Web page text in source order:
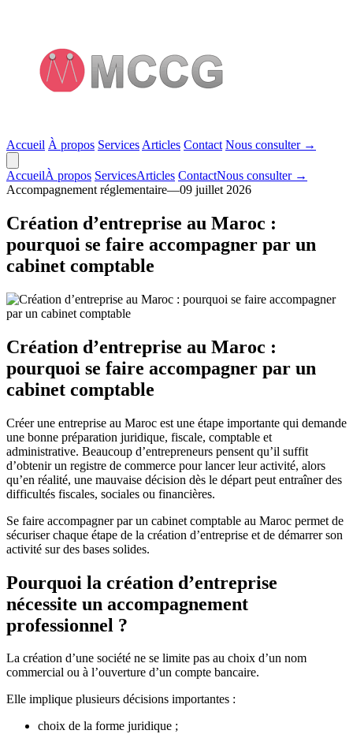
Accueil À propos Services Articles Contact Nous consulter →
AccueilÀ propos ServicesArticles ContactNous consulter →
Accompagnement réglementaire—09 juillet 2026
Création d’entreprise au Maroc :
pourquoi se faire accompagner par un
cabinet comptable
Création d’entreprise au Maroc :
pourquoi se faire accompagner par un
cabinet comptable
Créer une entreprise au Maroc est une étape importante qui demande
une bonne préparation juridique, fiscale, comptable et
administrative. Beaucoup d’entrepreneurs pensent qu’il suffit
d’obtenir un registre de commerce pour lancer leur activité, alors
qu’en réalité, une mauvaise décision dès le départ peut entraîner des
difficultés fiscales, sociales ou financières.
Se faire accompagner par un cabinet comptable au Maroc permet de
sécuriser chaque étape de la création d’entreprise et de démarrer son
activité sur des bases solides.
Pourquoi la création d’entreprise
nécessite un accompagnement
professionnel ?
La création d’une société ne se limite pas au choix d’un nom
commercial ou à l’ouverture d’un compte bancaire.
Elle implique plusieurs décisions importantes :
choix de la forme juridique ;